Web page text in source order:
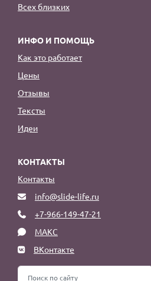
Всех близких
ИНФО И ПОМОЩЬ
Как это работает
Цены
Отзывы
Тексты
Идеи
КОНТАКТЫ
Контакты
info@slide-life.ru
+7-966-149-47-21
МАКС
ВКонтакте